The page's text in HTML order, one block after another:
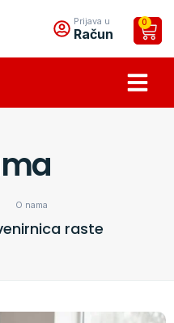
Prijava u
Račun
0
O nama
raste